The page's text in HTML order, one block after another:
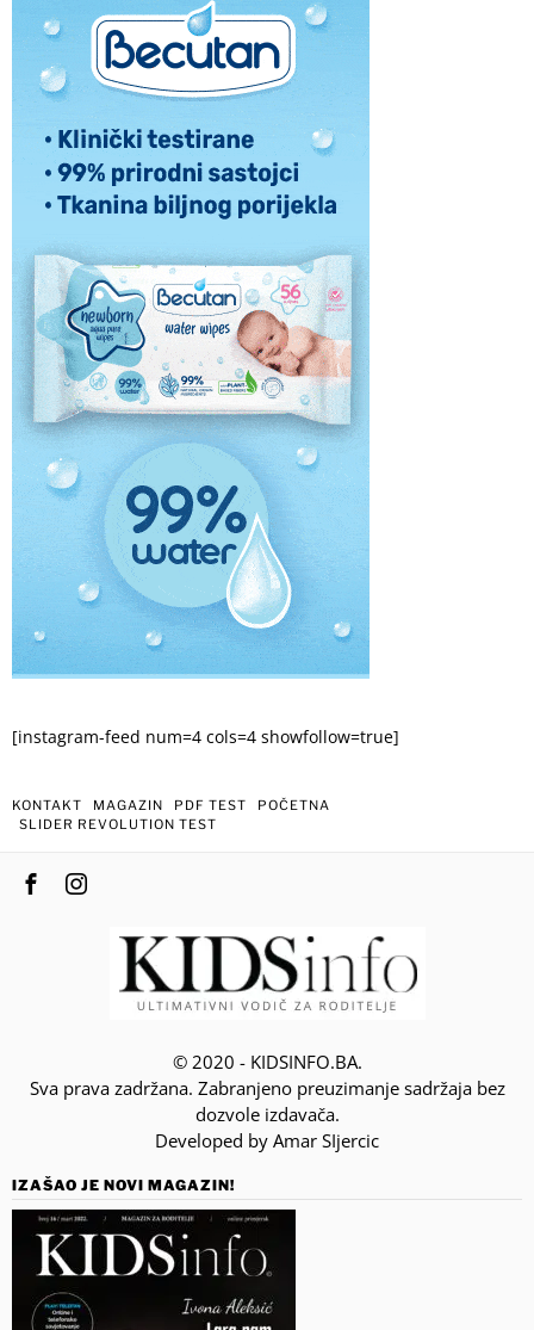
[instagram-feed num=4 cols=4 showfollow=true]
KONTAKT MAGAZIN PDF TEST
POČETNA
SLIDER REVOLUTION TEST
© 2020 - KIDSINFO.BA.
Sva prava zadržana. Zabranjeno preuzimanje sadržaja bez
dozvole izdavača.
Developed by Amar SIjercic
IZAŠAO JE NOVI MAGAZIN!